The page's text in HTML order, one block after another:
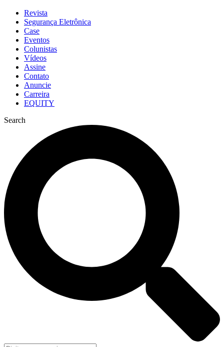
Revista
Segurança Eletrônica
Case
Eventos
Colunistas
Vídeos
Assine
Contato
Anuncie
Carreira
EQUITY
Search